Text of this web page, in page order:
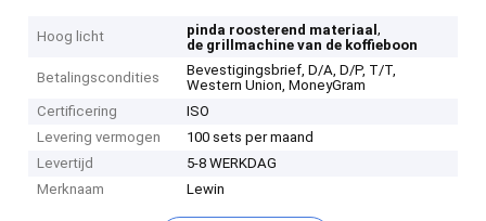
Hoog licht pinda roosterend materiaal,
de grillmachine van de koffieboon
Betalingscondities
Bevestigingsbrief, D/A, D/P, T/T,
Western Union, MoneyGram
Certificering
ISO
Levering vermogen
100 sets per maand
Levertijd
5-8 WERKDAG
Merknaam
Lewin